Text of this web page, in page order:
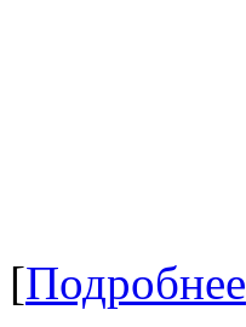
[Подробнее